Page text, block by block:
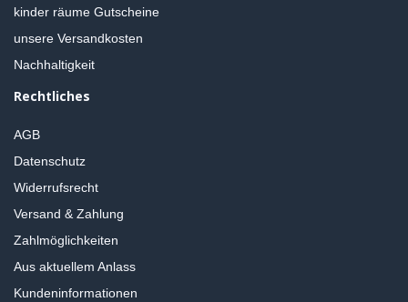
kinder räume Gutscheine
unsere Versandkosten
Nachhaltigkeit
Rechtliches
AGB
Datenschutz
Widerrufsrecht
Versand & Zahlung
Zahlmöglichkeiten
Aus aktuellem Anlass
Kundeninformationen